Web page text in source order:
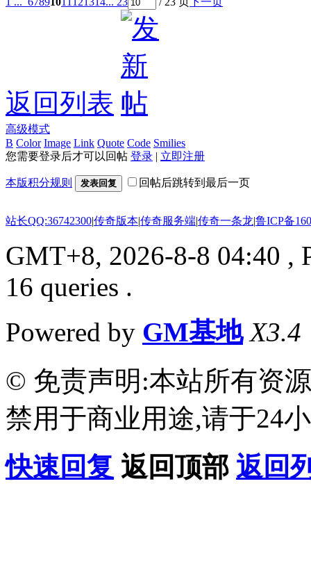
返回列表
高级模式
B Color Image Link Quote Code Smilies
您需要登录后才可以回帖 登录 | 立即注册
本版积分规则 发表回复 回帖后跳转到最后一页
站长QQ:36742300|传奇版本|传奇服务端|传奇一条龙|鲁ICP备
GMT+8, 2026-8-8 04:40 ,
16 queries .
Powered by GM基地 X3.4
© 免责声明:本站所有资
禁用于商业用途,请于24
快速回复 返回顶部 返回